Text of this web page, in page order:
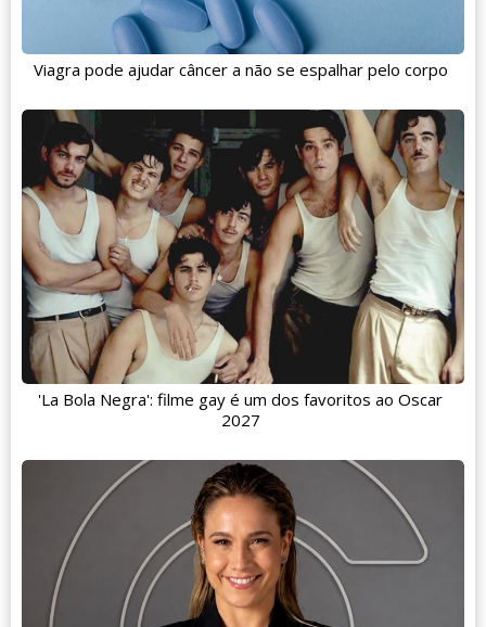
Viagra pode ajudar câncer a não se espalhar pelo corpo
'La Bola Negra': filme gay é um dos favoritos ao Oscar
2027